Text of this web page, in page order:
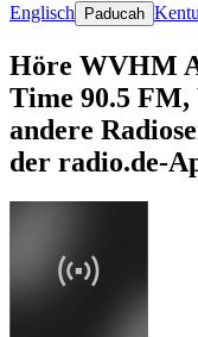
Englisch Paducah
Höre WVHM
Time 90.5
andere
der radio.de-